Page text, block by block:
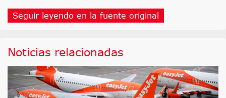
Seguir leyendo en la fuente original
Noticias relacionadas